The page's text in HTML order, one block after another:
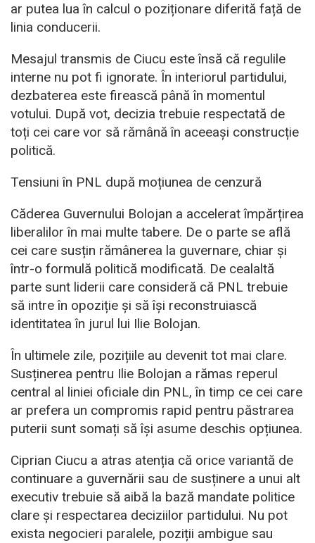
ar putea lua în calcul o poziționare diferită față de
linia conducerii.
Mesajul transmis de Ciucu este însă că regulile
interne nu pot fi ignorate. În interiorul partidului,
dezbaterea este firească până în momentul
votului. După vot, decizia trebuie respectată de
toți cei care vor să rămână în aceeași construcție
politică.
Tensiuni în PNL după moțiunea de cenzură
Căderea Guvernului Bolojan a accelerat împărțirea
liberalilor în mai multe tabere. De o parte se află
cei care susțin rămânerea la guvernare, chiar și
într-o formulă politică modificată. De cealaltă
parte sunt liderii care consideră că PNL trebuie
să intre în opoziție și să își reconstruiască
identitatea în jurul lui Ilie Bolojan.
În ultimele zile, pozițiile au devenit tot mai clare.
Susținerea pentru Ilie Bolojan a rămas reperul
central al liniei oficiale din PNL, în timp ce cei care
ar prefera un compromis rapid pentru păstrarea
puterii sunt somați să își asume deschis opțiunea.
Ciprian Ciucu a atras atenția că orice variantă de
continuare a guvernării sau de susținere a unui alt
executiv trebuie să aibă la bază mandate politice
clare și respectarea deciziilor partidului. Nu pot
exista negocieri paralele, poziții ambigue sau